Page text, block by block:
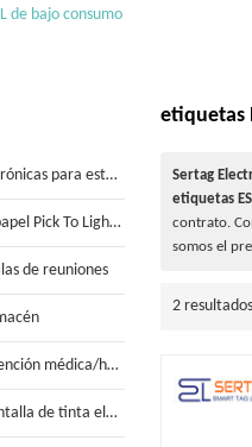
de bajo consumo
estanterías minoristas
Light para almacén
de reuniones
médica/hospital
tinta electrónica
etiquetas
Sertag
etiquetas
contrato.
somos el
2 resultados